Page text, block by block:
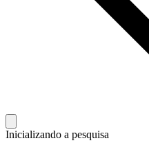
Inicializando a pesquisa